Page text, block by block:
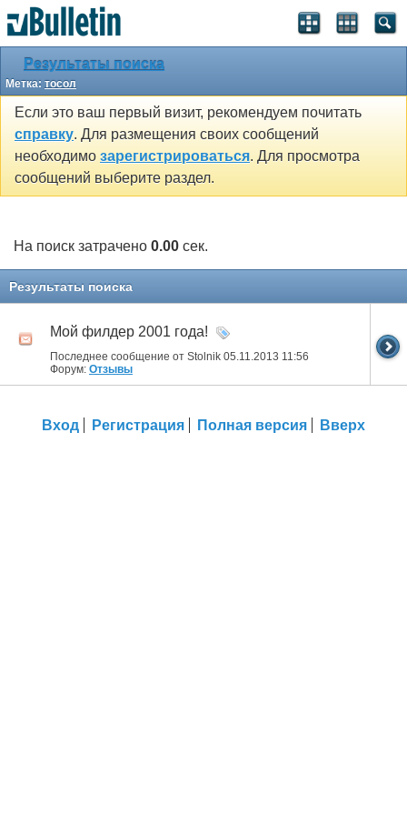
Результаты поиска
Метка: тосол
Если это ваш первый визит, рекомендуем почитать
справку. Для размещения своих сообщений
необходимо зарегистрироваться. Для просмотра
сообщений выберите раздел.
На поиск затрачено 0.00 сек.
Результаты поиска
Мой филдер 2001 года!
Последнее сообщение от Stolnik 05.11.2013 11:56
Форум: Отзывы
Вход Регистрация Полная версия Вверх
SEO by vBSEO ©2011, Crawlability, Inc.